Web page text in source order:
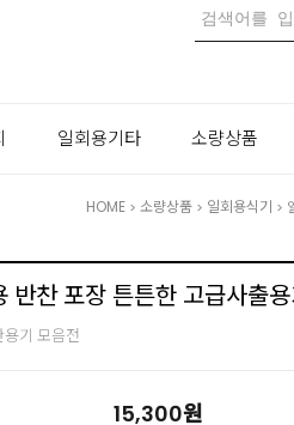
일회용기타 소량상품
HOME > 소량상품 > 일회용식기 >
반찬 포장 튼튼한 고급사출
용기 모음전
15,300원